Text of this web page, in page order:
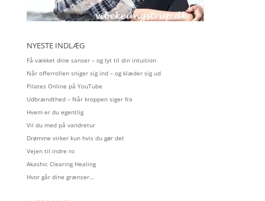
NYESTE INDLÆG
Få vækket dine sanser – og lyt til din intuition
Når offerrollen sniger sig ind – og klæder sig ud
Pilates Online på YouTube
Udbrændthed – Når kroppen siger fra
Hvem er du egentlig
Vil du med på vandretur
Drømme virker kun hvis du gør det
Vejen til indre ro
Akashic Clearing Healing
Hvor går dine grænser…